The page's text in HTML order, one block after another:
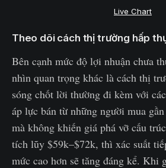
Live Chart
Theo dõi cách thị trường hấp
Bên cạnh mức độ lợi nhuận chưa
nhìn quan trọng khác là cách thị
sóng chốt lời thường đi kèm với
áp lực bán từ những người mua
mà không khiến giá phá vỡ cấu
tích lũy $59k–$72k, thì xác suất
mức cao hơn sẽ tăng đáng kể. Khi